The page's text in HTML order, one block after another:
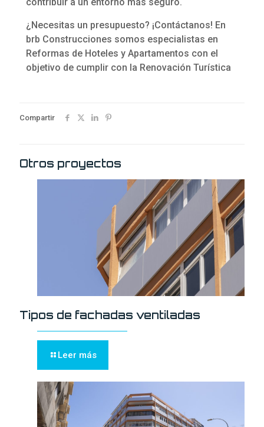
¿Necesitas un presupuesto? ¡Contáctanos! En
brb Construcciones somos especialistas en
Reformas de Hoteles y Apartamentos con el
objetivo de cumplir con la Renovación Turística
Compartir
Otros proyectos
Tipos de fachadas ventiladas
Leer más